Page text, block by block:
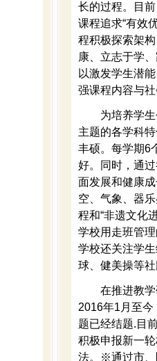
长的过程。目
课程追求“有效
程积极探索架
康、立志于学
以激发学生潜
强课程内容与
为培养学生个
主题的各学科
丰硕。每学期6
好。同时，通
面发展和健康
空、气象、器
程和“非遗文化
学校用走班管
学校还关注学
球、健美操等
在推进教学研
2016年1月至
题已经结题.目
积极申报新一
法。※通过市、